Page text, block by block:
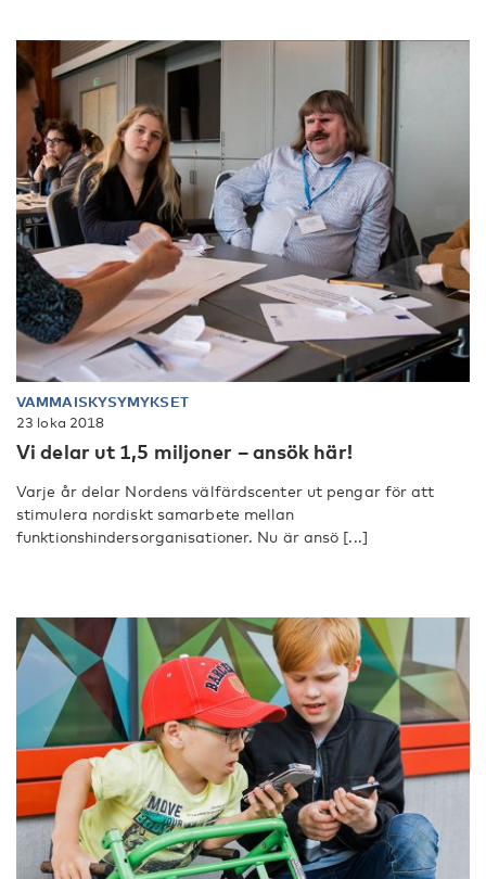
VAMMAISKYSYMYKSET
23 loka 2018
Vi delar ut 1,5 miljoner – ansök här!
Varje år delar Nordens välfärdscenter ut pengar för att
stimulera nordiskt samarbete mellan
funktionshindersorganisationer. Nu är ansö [...]